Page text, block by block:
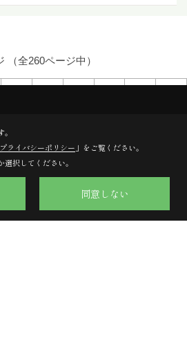
（全260ページ中）
プライバシーポリシー 」をご覧ください。
択してください。
同意しない